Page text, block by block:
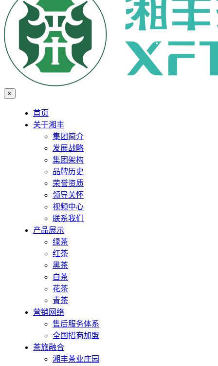
×
首页
关于湘丰
集团简介
发展战略
集团架构
品牌历史
荣誉资质
领导关怀
视频中心
联系我们
产品展示
绿茶
红茶
黑茶
白茶
花茶
青茶
营销网络
售后服务体系
全国招商加盟
茶旅融合
湘丰茶业庄园